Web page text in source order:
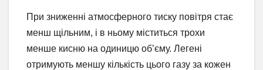
При зниженні атмосферного тиску повітря стає
менш щільним, і в ньому міститься трохи
менше кисню на одиницю об’єму. Легені
отримують меншу кількість цього газу за кожен